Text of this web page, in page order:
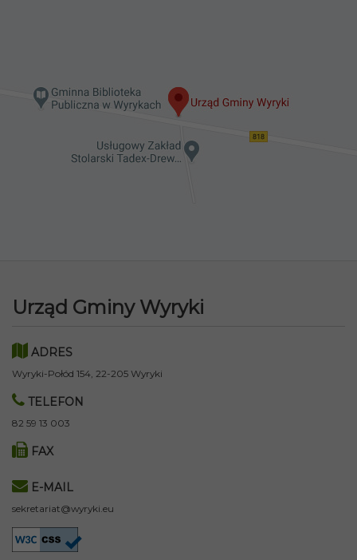
Urząd Gminy Wyryki
ADRES
Wyryki-Połód 154, 22-205 Wyryki
TELEFON
82 59 13 003
FAX
E-MAIL
sekretariat@wyryki.eu